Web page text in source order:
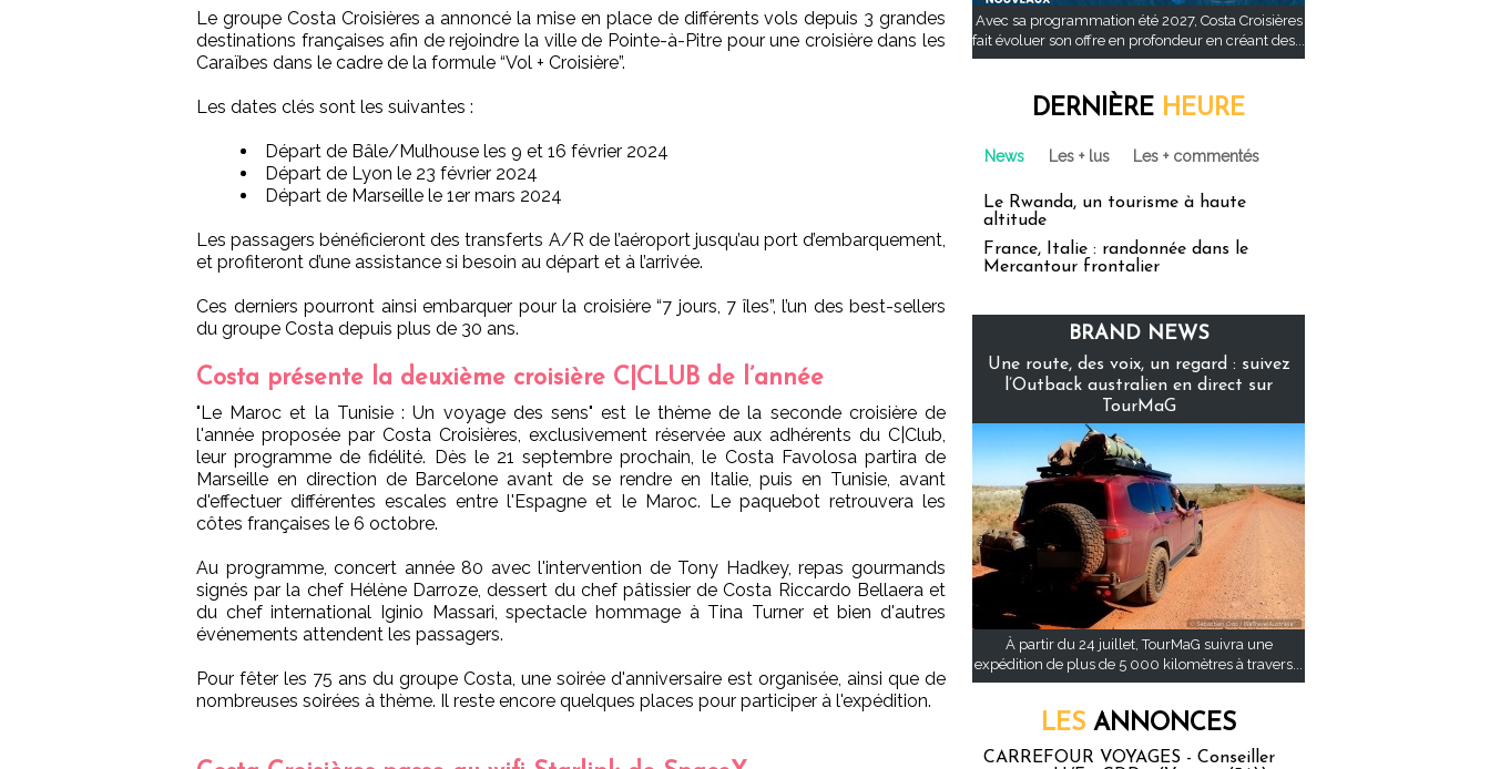
Le groupe Costa Croisières a annoncé la mise en place de différents vols depuis 3 grandes
destinations françaises afin de rejoindre la ville de Pointe-à-Pitre pour une croisière dans les
Caraïbes dans le cadre de la formule “Vol + Croisière”.
Les dates clés sont les suivantes :
Départ de Bâle/Mulhouse les 9 et 16 février 2024
Départ de Lyon le 23 février 2024
Départ de Marseille le 1er mars 2024
Les passagers bénéficieront des transferts A/R de l’aéroport jusqu’au port d’embarquement,
et profiteront d’une assistance si besoin au départ et à l’arrivée.
Ces derniers pourront ainsi embarquer pour la croisière “7 jours, 7 îles”, l’un des best-sellers
du groupe Costa depuis plus de 30 ans.
Costa présente la deuxième croisière C|CLUB de l’année
"Le Maroc et la Tunisie : Un voyage des sens" est le thème de la seconde croisière de
l'année proposée par Costa Croisières, exclusivement réservée aux adhérents du C|Club,
leur programme de fidélité. Dès le 21 septembre prochain, le Costa Favolosa partira de
Marseille en direction de Barcelone avant de se rendre en Italie, puis en Tunisie, avant
d'effectuer différentes escales entre l'Espagne et le Maroc. Le paquebot retrouvera les
côtes françaises le 6 octobre.
Au programme, concert année 80 avec l'intervention de Tony Hadkey, repas gourmands
signés par la chef Hélène Darroze, dessert du chef pâtissier de Costa Riccardo Bellaera et
du chef international Iginio Massari, spectacle hommage à Tina Turner et bien d'autres
événements attendent les passagers.
Pour fêter les 75 ans du groupe Costa, une soirée d'anniversaire est organisée, ainsi que de
nombreuses soirées à thème. Il reste encore quelques places pour participer à l'expédition.
Avec sa programmation été 2027, Costa Croisières
fait évoluer son offre en profondeur en créant des...
DERNIÈRE HEURE
News Les + lus Les + commentés
Le Rwanda, un tourisme à haute
altitude
France, Italie : randonnée dans le
Mercantour frontalier
BRAND NEWS
Une route, des voix, un regard : suivez
l’Outback australien en direct sur
TourMaG
À partir du 24 juillet, TourMaG suivra une
expédition de plus de 5 000 kilomètres à travers...
LES ANNONCES
CARREFOUR VOYAGES - Conseiller